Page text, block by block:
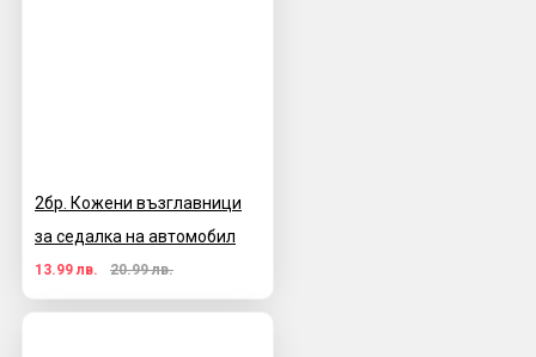
2бр. Кожени възглавници
за седалка на автомобил
13.99 лв. 20.99 лв.